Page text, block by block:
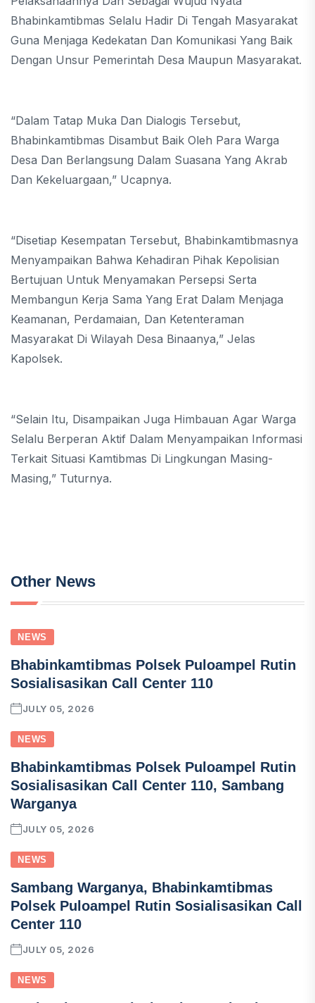
Bhabinkamtibmas Selalu Hadir Di Tengah Masyarakat
Guna Menjaga Kedekatan Dan Komunikasi Yang Baik
Dengan Unsur Pemerintah Desa Maupun Masyarakat.
“Dalam Tatap Muka Dan Dialogis Tersebut,
Bhabinkamtibmas Disambut Baik Oleh Para Warga
Desa Dan Berlangsung Dalam Suasana Yang Akrab
Dan Kekeluargaan,” Ucapnya.
“Disetiap Kesempatan Tersebut, Bhabinkamtibmasnya
Menyampaikan Bahwa Kehadiran Pihak Kepolisian
Bertujuan Untuk Menyamakan Persepsi Serta
Membangun Kerja Sama Yang Erat Dalam Menjaga
Keamanan, Perdamaian, Dan Ketenteraman
Masyarakat Di Wilayah Desa Binaanya,” Jelas
Kapolsek.
“Selain Itu, Disampaikan Juga Himbauan Agar Warga
Selalu Berperan Aktif Dalam Menyampaikan Informasi
Terkait Situasi Kamtibmas Di Lingkungan Masing-
Masing,” Tuturnya.
Other News
NEWS
Bhabinkamtibmas Polsek Puloampel Rutin
Sosialisasikan Call Center 110
JULY 05, 2026
NEWS
Bhabinkamtibmas Polsek Puloampel Rutin
Sosialisasikan Call Center 110, Sambang
Warganya
JULY 05, 2026
NEWS
Sambang Warganya, Bhabinkamtibmas
Polsek Puloampel Rutin Sosialisasikan Call
Center 110
JULY 05, 2026
NEWS